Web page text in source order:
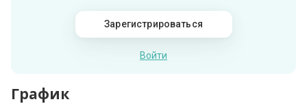
Зарегистрироваться
Войти
График